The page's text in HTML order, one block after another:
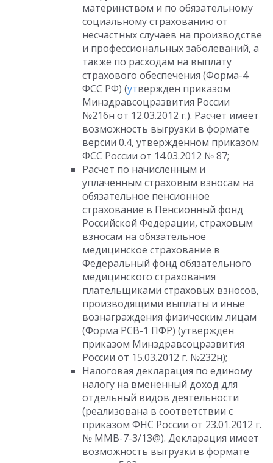
материнством и по обязательному
социальному страхованию от
несчастных случаев на производстве
и профессиональных заболеваний, а
также по расходам на выплату
страхового обеспечения (Форма-4
ФСС РФ) (утвержден приказом
Минздравсоцразвития России
№216н от 12.03.2012 г.). Расчет имеет
возможность выгрузки в формате
версии 0.4, утвержденном приказом
ФСС России от 14.03.2012 № 87;
Расчет по начисленным и
уплаченным страховым взносам на
обязательное пенсионное
страхование в Пенсионный фонд
Российской Федерации, страховым
взносам на обязательное
медицинское страхование в
Федеральный фонд обязательного
медицинского страхования
плательщиками страховых взносов,
производящими выплаты и иные
вознаграждения физическим лицам
(Форма РСВ-1 ПФР) (утвержден
приказом Минздравсоцразвития
России от 15.03.2012 г. №232н);
Налоговая декларация по единому
налогу на вмененный доход для
отдельный видов деятельности
(реализована в соответствии с
приказом ФНС России от 23.01.2012 г.
№ ММВ-7-3/13@). Декларация имеет
возможность выгрузки в формате